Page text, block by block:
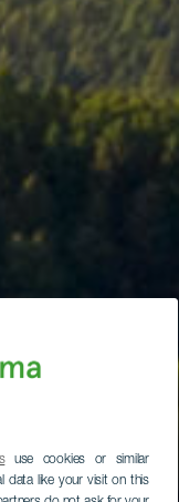
use cookies or similar
data like your visit on this